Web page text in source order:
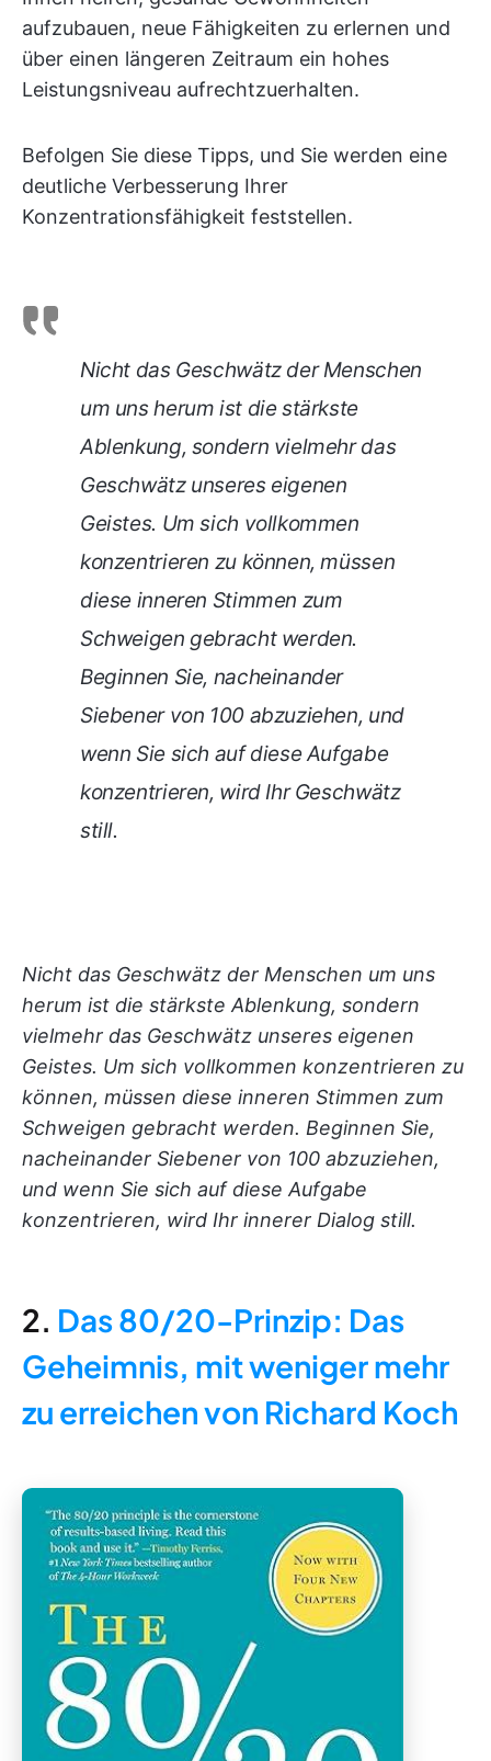
aufzubauen, neue Fähigkeiten zu erlernen und
über einen längeren Zeitraum ein hohes
Leistungsniveau aufrechtzuerhalten.
Befolgen Sie diese Tipps, und Sie werden eine
deutliche Verbesserung Ihrer
Konzentrationsfähigkeit feststellen.
Nicht das Geschwätz der Menschen
um uns herum ist die stärkste
Ablenkung, sondern vielmehr das
Geschwätz unseres eigenen
Geistes. Um sich vollkommen
konzentrieren zu können, müssen
diese inneren Stimmen zum
Schweigen gebracht werden.
Beginnen Sie, nacheinander
Siebener von 100 abzuziehen, und
wenn Sie sich auf diese Aufgabe
konzentrieren, wird Ihr Geschwätz
still.
Nicht das Geschwätz der Menschen um uns
herum ist die stärkste Ablenkung, sondern
vielmehr das Geschwätz unseres eigenen
Geistes. Um sich vollkommen konzentrieren zu
können, müssen diese inneren Stimmen zum
Schweigen gebracht werden. Beginnen Sie,
nacheinander Siebener von 100 abzuziehen,
und wenn Sie sich auf diese Aufgabe
konzentrieren, wird Ihr innerer Dialog still.
2. Das 80/20-Prinzip: Das
Geheimnis, mit weniger mehr
zu erreichen von Richard Koch